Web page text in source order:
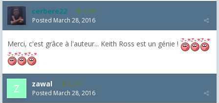
cerbere22 4,385
Posted March 28, 2016
Merci, c'est grâce à l'auteur... Keith Ross est un génie !
zawal 3,318
Posted March 28, 2016